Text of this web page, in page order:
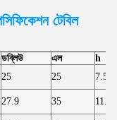
টেবিল
ডব্লিউ এল
h
25 25 7.50
27.9 35 11.80